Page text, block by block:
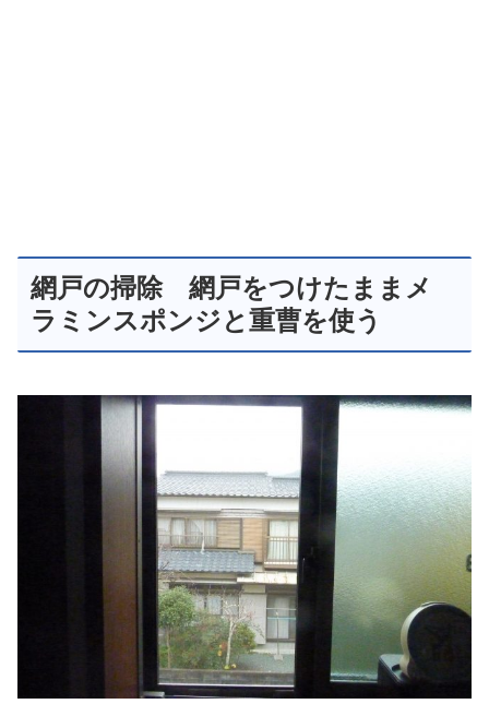
網戸の掃除 網戸をつけたままメ
ラミンスポンジと重曹を使う